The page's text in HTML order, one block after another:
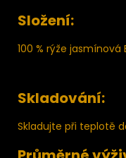
Složení:
100 % rýže jasmínová
Skladování:
Skladujte při teplotě